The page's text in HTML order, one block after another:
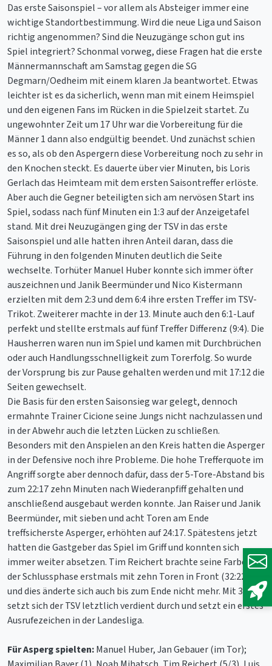
Das erste Saisonspiel – vor allem als Absteiger immer eine
wichtige Standortbestimmung. Wird die neue Liga und Saison
richtig angenommen? Sind die Neuzugänge schon gut ins
Spiel integriert? Schonmal vorweg, diese Fragen hat die erste
Männermannschaft am Samstag gegen die SG
Degmarn/Oedheim mit einem klaren Ja beantwortet. Etwas
leichter ist es da sicherlich, wenn man mit einem Heimspiel
und den eigenen Fans im Rücken in die Spielzeit startet. Zu
ungewohnter Zeit um 17 Uhr war die Vorbereitung für die
Männer 1 dann also endgültig beendet. Und zunächst schien
es so, als ob den Aspergern diese Vorbereitung noch zu sehr in
den Knochen steckt. Es dauerte über vier Minuten, bis Loris
Gerlach das Heimteam mit dem ersten Saisontreffer erlöste.
Aber auch die Gegner beteiligten sich am nervösen Start ins
Spiel, sodass nach fünf Minuten ein 1:3 auf der Anzeigetafel
stand. Mit drei Neuzugängen ging der TSV in das erste
Saisonspiel und alle hatten ihren Anteil daran, dass die
Führung in den folgenden Minuten deutlich die Seite
wechselte. Torhüter Manuel Huber konnte sich immer öfter
auszeichnen und Janik Beermünder und Nico Kistermann
erzielten mit dem 2:3 und dem 6:4 ihre ersten Treffer im TSV-
Trikot. Zweiterer machte in der 13. Minute auch den 6:1-Lauf
perfekt und stellte erstmals auf fünf Treffer Differenz (9:4). Die
Hausherren waren nun im Spiel und kamen mit Durchbrüchen
oder auch Handlungsschnelligkeit zum Torerfolg. So wurde
der Vorsprung bis zur Pause gehalten werden und mit 17:12 die
Seiten gewechselt.
Die Basis für den ersten Saisonsieg war gelegt, dennoch
ermahnte Trainer Cicione seine Jungs nicht nachzulassen und
in der Abwehr auch die letzten Lücken zu schließen.
Besonders mit den Anspielen an den Kreis hatten die Asperger
in der Defensive noch ihre Probleme. Die hohe Trefferquote im
Angriff sorgte aber dennoch dafür, dass der 5-Tore-Abstand bis
zum 22:17 zehn Minuten nach Wiederanpfiff gehalten und
anschließend ausgebaut werden konnte. Jan Raiser und Janik
Beermünder, mit sieben und acht Toren am Ende
treffsicherste Asperger, erhöhten auf 24:17. Spätestens jetzt
hatten die Gastgeber das Spiel im Griff und konnten sich
immer weiter absetzen. Tim Reichert brachte seine Farben in
der Schlussphase erstmals mit zehn Toren in Front (32:22)
und dies änderte sich auch bis zum Ende nicht mehr. Mit 36:26
setzt sich der TSV letztlich verdient durch und setzt ein erstes
Ausrufezeichen in der Landesliga.
Für Asperg spielten:Manuel Huber, Jan Gebauer (im Tor);